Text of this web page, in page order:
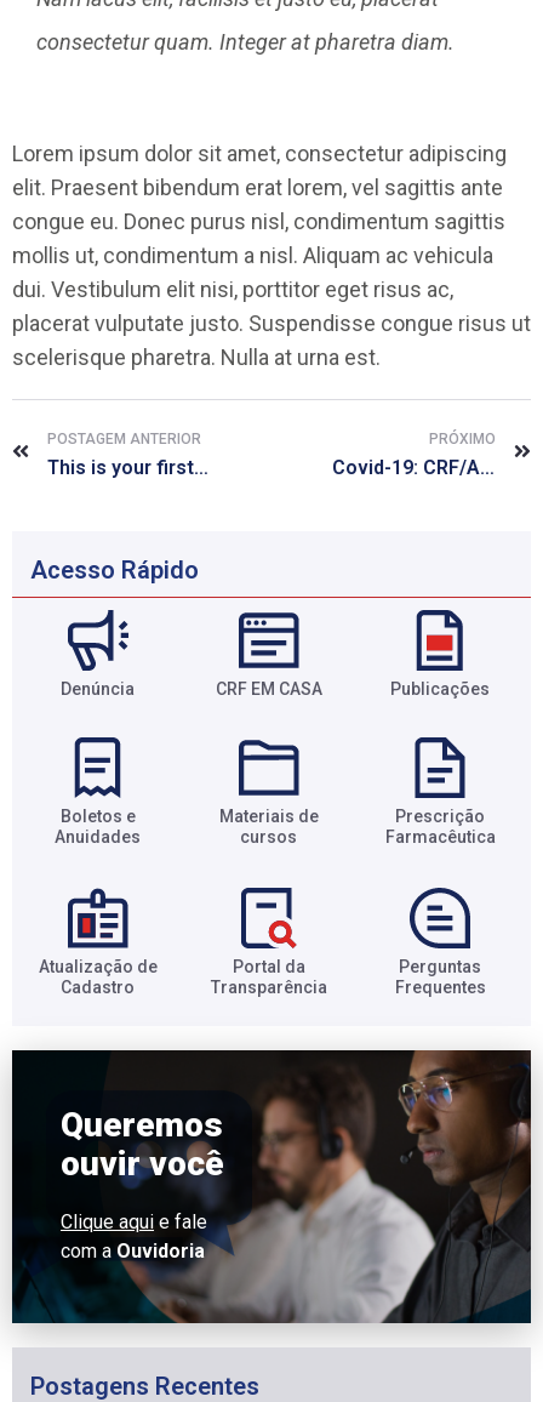
consectetur quam. Integer at pharetra diam.
Lorem ipsum dolor sit amet, consectetur adipiscing
elit. Praesent bibendum erat lorem, vel sagittis ante
congue eu. Donec purus nisl, condimentum sagittis
mollis ut, condimentum a nisl. Aliquam ac vehicula
dui. Vestibulum elit nisi, porttitor eget risus ac,
placerat vulputate justo. Suspendisse congue risus ut
scelerisque pharetra. Nulla at urna est.
POSTAGEM ANTERIOR
This is your first post
PRÓXIMO
Covid-19: CRF/AL rebate informação de campanha sobre uso de ivermectina
Acesso Rápido
Denúncia CRF EM CASA Publicações
Boletos e
Anuidades​
Materiais de
cursos​
Prescrição
Farmacêutica​
Atualização de
Cadastro​
Portal da
Transparência​
Perguntas
Frequentes​
Queremos
ouvir você
Clique aqui e fale
com a Ouvidoria
Postagens Recentes